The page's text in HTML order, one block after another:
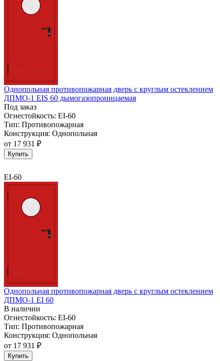
Однопольная противопожарная дверь с круглым остеклением
ДПМО-1 EIS 60 дымогазопроницаемая
Под заказ
Огнестойкость: EI-60
Тип: Противопожарная
Конструкция: Однопольная
от 17 931 ₽
Купить
EI-60
Однопольная противопожарная дверь с круглым остеклением
ДПМО-1 EI 60
В наличии
Огнестойкость: EI-60
Тип: Противопожарная
Конструкция: Однопольная
от 17 931 ₽
Купить